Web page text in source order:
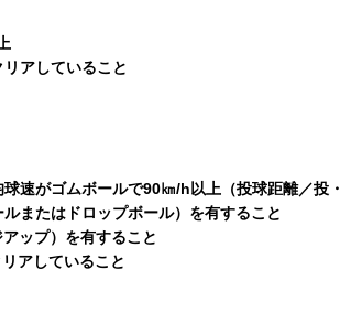
アしていること
速がゴムボールで90㎞/h以上（投球距離／投
またはドロップボール）を有すること
ップ）を有すること
アしていること